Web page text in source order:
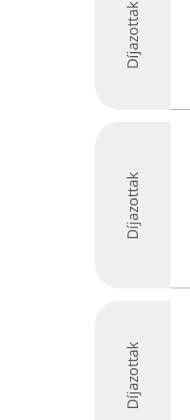
Díjazottak
Díjazottak
Díjazottak